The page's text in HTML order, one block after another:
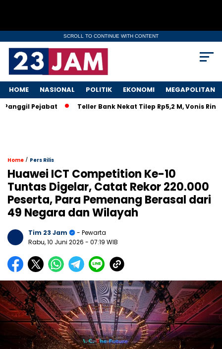
SCROLL TO CONTINUE WITH CONTENT
HOME NASIONAL POLITIK EKONOMI MEGAPOLITAN
Pejabat Teller Bank Nekat Tilep Rp5,2 M, Vonis
Home / Pers Rilis
Huawei ICT Competition Ke-10
Tuntas Digelar, Catat Rekor 220.000
Peserta, Para Pemenang Berasal dari
49 Negara dan Wilayah
Tim 23 Jam
- Pewarta
Rabu, 10 Juni 2026 - 07:19 WIB